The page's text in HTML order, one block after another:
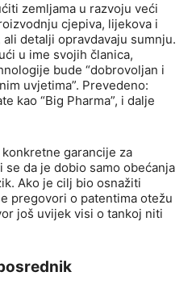
zemljama u razvoju veći
cjepiva, lijekova i
detalji opravdavaju sumnju.
u ime svojih članica,
bude “dobrovoljan i
uvjetima”. Prevedeno:
kao “Big Pharma”, i dalje
konkretne garancije za
da je dobio samo obećanja
Ako je cilj bio osnažiti
pregovori o patentima otežu
još uvijek visi o tankoj niti